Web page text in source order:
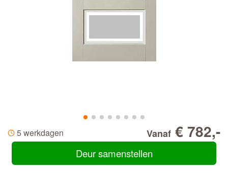
5 werkdagen Vanaf € 782,-
Deur samenstellen